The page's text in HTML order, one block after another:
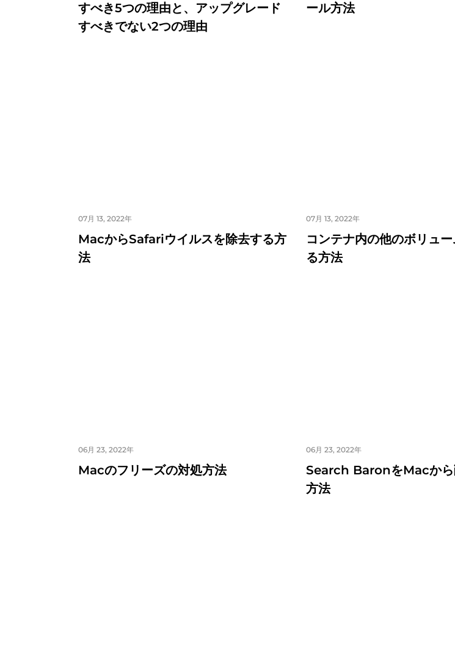
すべき5つの理由と、アップグレード
すべきでない2つの理由
ール方法
07月 13, 2022年
MacからSafariウイルスを除去する方
法
07月 13, 2022年
コンテナ内の他のボリュ
る方法
06月 23, 2022年
Macのフリーズの対処方法
06月 23, 2022年
Search BaronをMacから
方法